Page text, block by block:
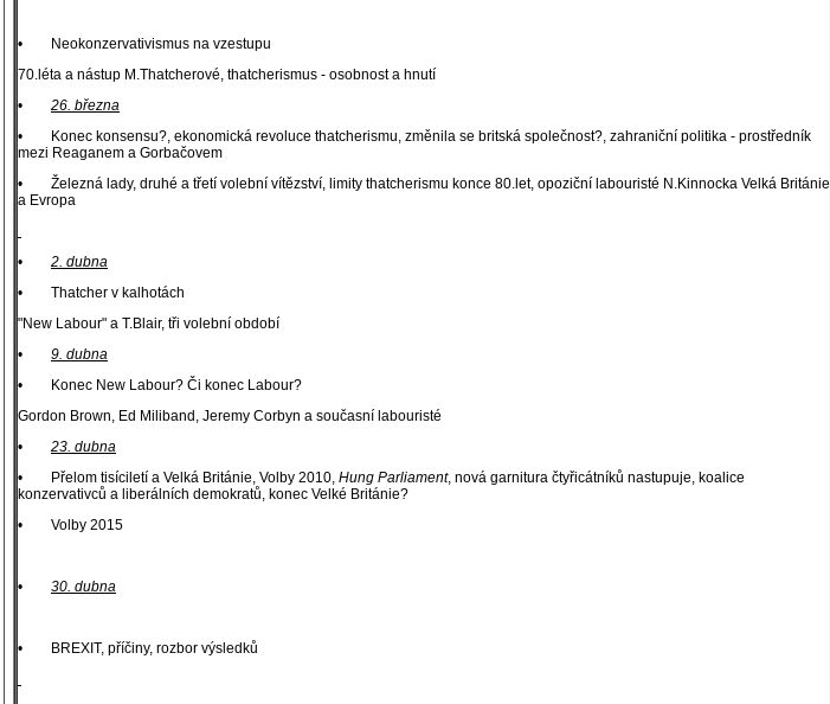
• Neokonzervativismus na vzestupu
70.léta a nástup M.Thatcherové, thatcherismus - osobnost a hnutí
• 26. března
• Konec konsensu?, ekonomická revoluce thatcherismu, změnila se britská společnost?, zahraniční politika - prostředník
mezi Reaganem a Gorbačovem
• Železná lady, druhé a třetí volební vítězství, limity thatcherismu konce 80.let, opoziční labouristé N.Kinnocka Velká Británie
a Evropa
• 2. dubna
• Thatcher v kalhotách
"New Labour" a T.Blair, tři volební období
• 9. dubna
• Konec New Labour? Či konec Labour?
Gordon Brown, Ed Miliband, Jeremy Corbyn a současní labouristé
• 23. dubna
• Přelom tisíciletí a Velká Británie, Volby 2010, Hung Parliament, nová garnitura čtyřicátníků nastupuje, koalice
konzervativců a liberálních demokratů, konec Velké Británie?
• Volby 2015
• 30. dubna
• BREXIT, příčiny, rozbor výsledků